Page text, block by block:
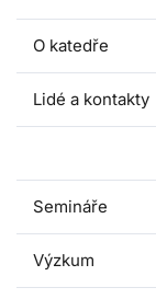
O katedře
Lidé a kontakty
Semináře
Výzkum